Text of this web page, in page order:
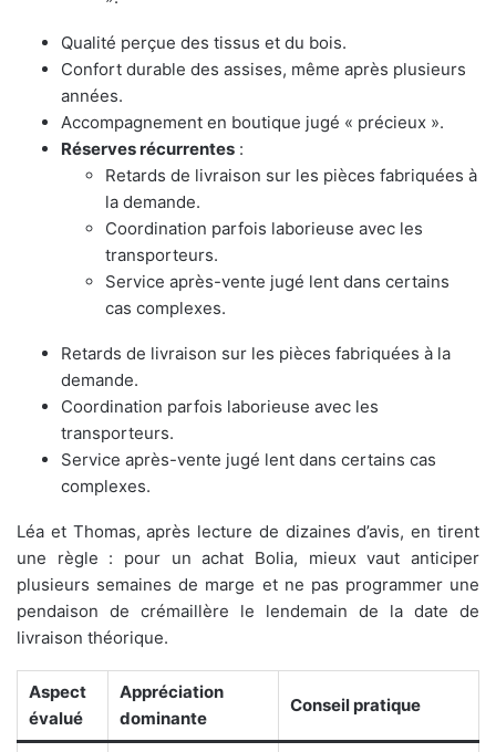
Qualité perçue des tissus et du bois.
Confort durable des assises, même après plusieurs
années.
Accompagnement en boutique jugé « précieux ».
Réserves récurrentes :
Retards de livraison sur les pièces fabriquées à
la demande.
Coordination parfois laborieuse avec les
transporteurs.
Service après-vente jugé lent dans certains
cas complexes.
Retards de livraison sur les pièces fabriquées à la
demande.
Coordination parfois laborieuse avec les
transporteurs.
Service après-vente jugé lent dans certains cas
complexes.
Léa et Thomas, après lecture de dizaines d’avis, en tirent
une règle : pour un achat Bolia, mieux vaut anticiper
plusieurs semaines de marge et ne pas programmer une
pendaison de crémaillère le lendemain de la date de
livraison théorique.
Aspect
évalué
Appréciation
dominante
Conseil pratique